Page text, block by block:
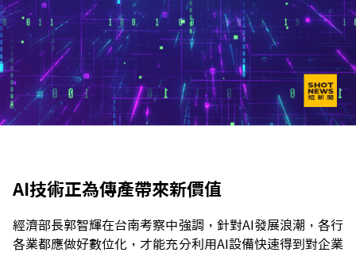
AI技術正為傳產帶來新價值
經濟部長郭智輝在台南考察中強調，針對AI發展浪潮，各行
各業都應做好數位化，才能充分利用AI設備快速得到對企業